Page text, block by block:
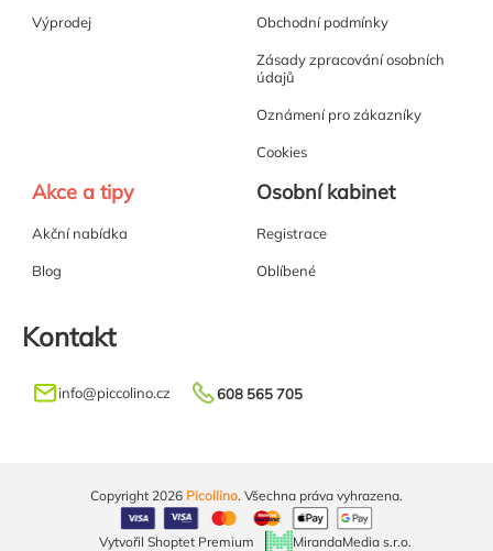
Výprodej Obchodní podmínky
Zásady zpracování osobních
údajů
Oznámení pro zákazníky
Cookies
Akce a tipy
Akční nabídka
Blog
Osobní kabinet
Registrace
Oblíbené
Kontakt
info@piccolino.cz 608 565 705
Vytvořil Shoptet Premium MirandaMedia s.r.o.
Copyright 2026 Picollino. Všechna práva vyhrazena.